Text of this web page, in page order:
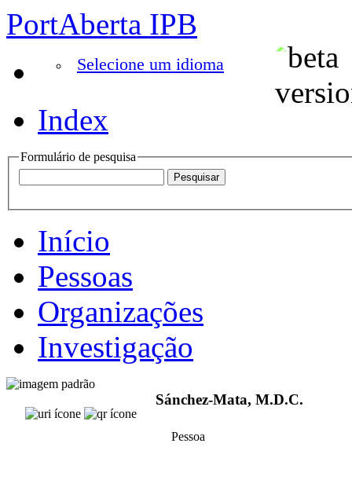
PortAberta IPB
Selecione um idioma
Index
Formulário de pesquisa
Início
Pessoas
Organizações
Investigação
Sánchez-Mata, M.D.C.
Pessoa